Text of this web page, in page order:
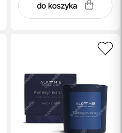
do koszyka